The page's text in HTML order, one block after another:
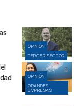
OPINIÓN
TERCER SECTOR
OPINIÓN
GRANDES
EMPRESAS